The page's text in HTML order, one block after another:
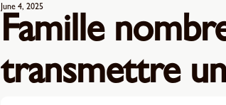
June 4, 2025
Famille
transmettre